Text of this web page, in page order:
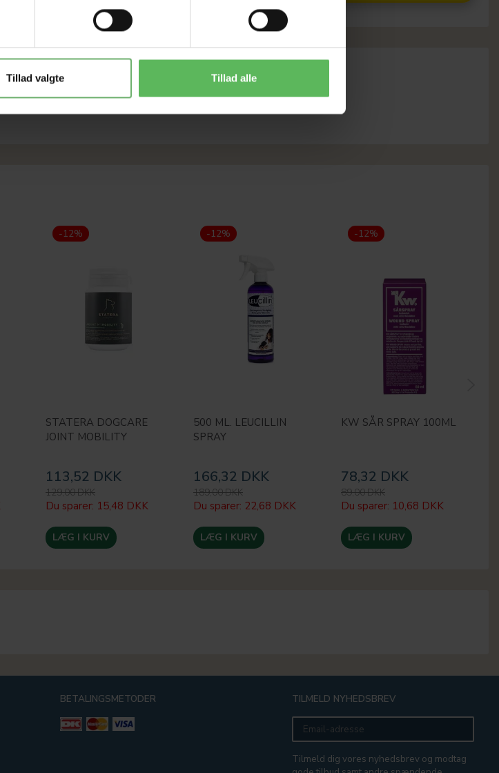
Tillad valgte Tillad alle
-12%
STATERA DOGCARE
JOINT MOBILITY
113,52 DKK
129,00 DKK
Du sparer: 15,48 DKK
LÆG I KURV
-12%
500 ML. LEUCILLIN
SPRAY
166,32 DKK
189,00 DKK
Du sparer: 22,68 DKK
LÆG I KURV
-12%
KW SÅR SPRAY 100ML
78,32 DKK
89,00 DKK
Du sparer: 10,68 DKK
LÆG I KURV
BETALINGSMETODER
TILMELD NYHEDSBREV
Email-
adresse
Tilmeld dig vores nyhedsbrev og modtag